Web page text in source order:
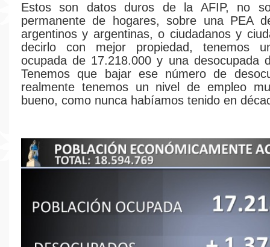
Estos son datos duros de la AFIP, no
permanente de hogares, sobre una PEA
argentinos y argentinas, o ciudadanos y
decirlo con mejor propiedad, tenemos
ocupada de 17.218.000 y una desocupada
Tenemos que bajar ese número de
realmente tenemos un nivel de empleo
bueno, como nunca habíamos tenido en